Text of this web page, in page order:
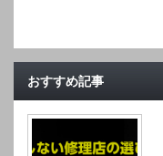
おすすめ記事